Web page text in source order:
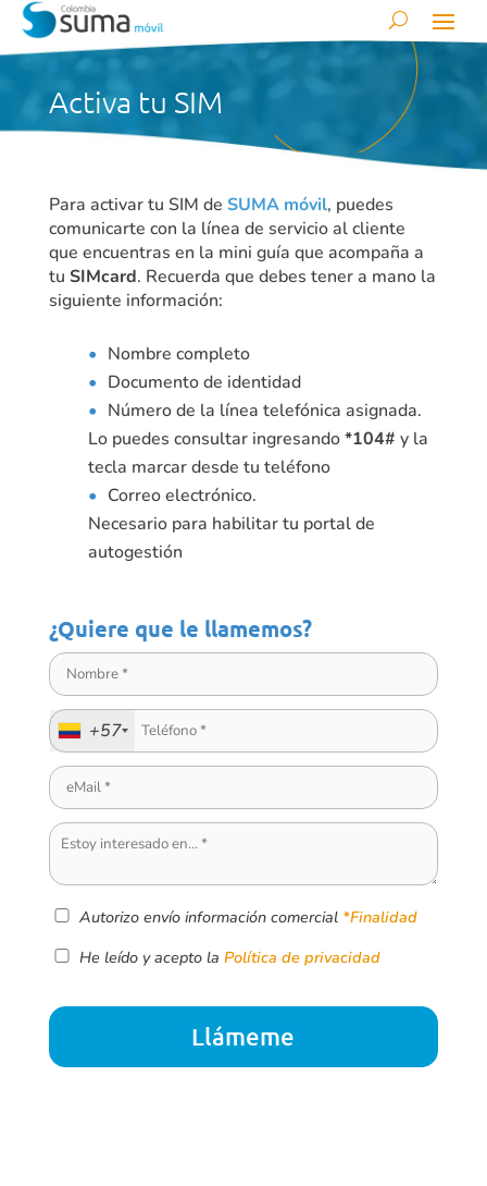
Activa tu SIM
Para activar tu SIM de SUMA móvil, puedes
comunicarte con la línea de servicio al cliente
que encuentras en la mini guía que acompaña a
tu SIMcard. Recuerda que debes tener a mano la
siguiente información:
Nombre completo
Documento de identidad
Número de la línea telefónica asignada.
Lo puedes consultar ingresando*104# y la
tecla marcar desde tu teléfono
Correo electrónico.
Necesario para habilitar tu portal de
autogestión
¿Quiere que le llamemos?
+57
Autorizo envío información comercial *Finalidad
He leído y acepto laPolítica de privacidad